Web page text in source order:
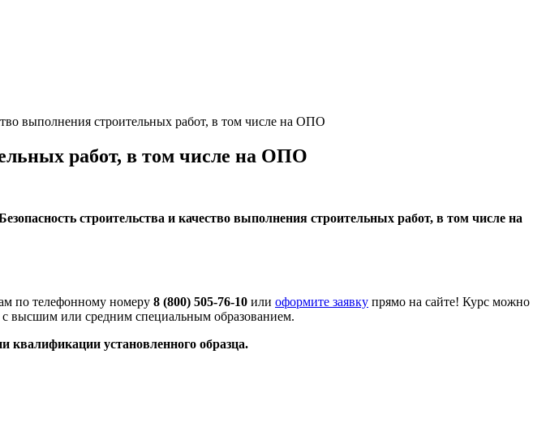
выполнения строительных работ, в том числе на ОПО
работ, в том числе на ОПО
строительства и качество выполнения строительных работ, в том числе на
по телефонному номеру 8 (800) 505-76-10 или оформите заявку прямо на сайте! Курс можно
с высшим или средним специальным образованием.
квалификации установленного образца.